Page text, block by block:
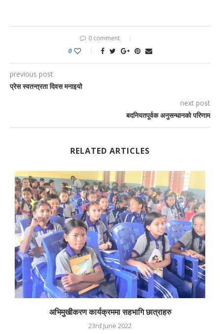
0 comment
0
previous post
प्रेस स्वतन्त्रता दिवस मनाइयो
next post
बदनियतपूर्वक अनुसन्धानको परिणाम
RELATED ARTICLES
अभिमुखीकरण कार्यक्रममा सहभागि छात्राहरु
23rd June 2022